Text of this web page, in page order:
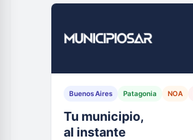
Buenos Aires Patagonia NOA
Tu municipio,
al instante